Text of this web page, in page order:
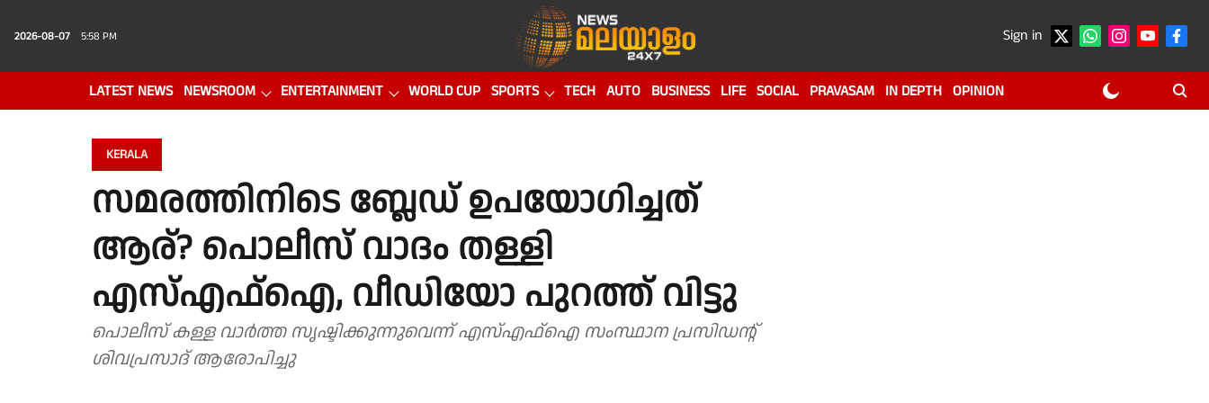
2026-08-07 5:58 PM Sign in
LATEST NEWS NEWSROOM ENTERTAINMENT WORLD CUP SPORTS TECH AUTO BUSINESS LIFE SOCIAL PRAVASAM IN DEPTH OPINION
KERALA
സമരത്തിനിടെ ബ്ലേഡ് ഉപയോഗിച്ചത്
ആര്? പൊലീസ് വാദം തള്ളി
എസ്എഫ്ഐ, വീഡിയോ പുറത്ത് വിട്ടു
പൊലീസ് കള്ള വാർത്ത സൃഷ്ടിക്കുന്നുവെന്ന് എസ്എഫ്ഐ സംസ്ഥാന പ്രസിഡൻ്റ്
ശിവപ്രസാദ് ആരോപിച്ചു